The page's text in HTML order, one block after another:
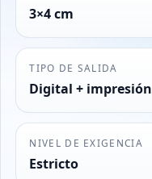
3×4 cm
TIPO DE SALIDA
Digital + impresión
NIVEL DE EXIGENCIA
Estricto